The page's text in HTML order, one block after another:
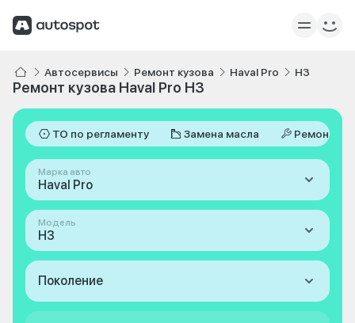
Автосервисы Ремонт кузова Haval Pro H3
Ремонт кузова Haval Pro H3
ТО по регламенту Замена масла Ремонт
Марка авто
Haval Pro
Модель
H3
Поколение